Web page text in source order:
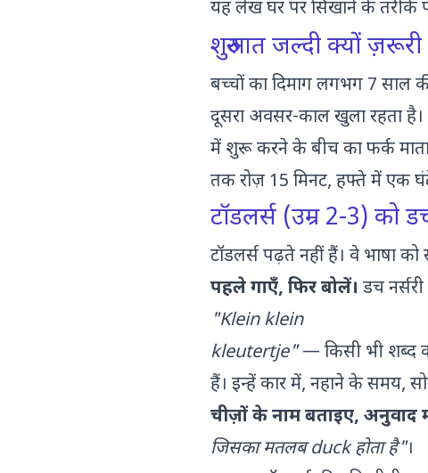
यह लेख घर पर सिखाने के तरीके
शुरुआत जल्दी क्यों
बच्चों का दिमाग लगभग 7 साल
दूसरा अवसर-काल खुला रहता
में शुरू करने के बीच का फर्क माता-
तक रोज़ 15 मिनट, हफ्ते में एक
टॉडलर्स (उम्र 2-3) को
टॉडलर्स पढ़ते नहीं हैं। वे भाषा
पहले गाएँ, फिर बोलें। डच
"Klein klein
kleutertje"— किसी भी शब्द
हैं। इन्हें कार में, नहाने के समय,
चीज़ों के नाम बताइए, अनुवाद
जिसका मतलब duck होता है"।